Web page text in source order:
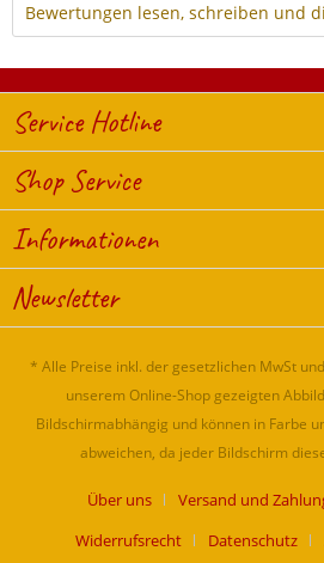
Bewertungen lesen, schreiben und
Service Hotline
Shop Service
Informationen
Newsletter
* Alle Preise inkl. der gesetzlichen MwSt
unserem Online-Shop gezeigten
Bildschirmabhängig und können in Farbe
abweichen, da jeder Bildschirm
Über uns
Versand und
Widerrufsrecht
Datenschutz